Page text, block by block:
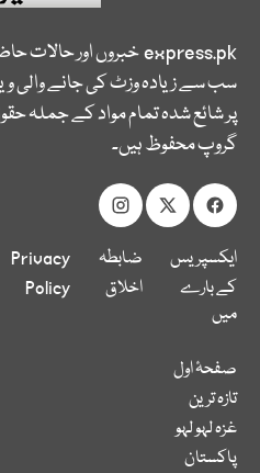
express.pkخبروں اور حالات
سب سے زیادہ وزٹ کی جانے
پر شائع شدہ تمام مواد کے جملہ
گروپ محفوظ ہیں۔
ایکسپریس
کے بارے
میں
ضابطہ
اخلاق
Privacy
Policy
صفحۂ اول
تازہ ترین
غزہ لہو لہو
پاکستان